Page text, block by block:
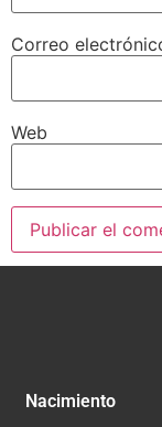
Correo
Web
Nacimiento